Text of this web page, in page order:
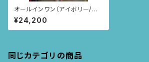
オールインワン（アイボリー/カ
モミール柄）
¥24,200
同じカテゴリの商品